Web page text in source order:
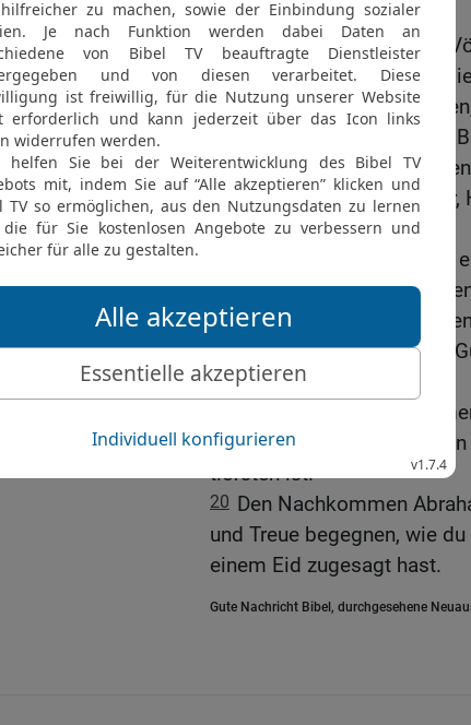
aus Ägypten zogst!
16 Ohnmächtig sollen die
ihrer Macht, es soll ihnen
Sehen sollen ihnen
sie sollen sich auf dem
die Schlange. Zitternd
hervorkriechen und sich dir,
Schrecken unterwerfen.
HERR, wo sonst gibt es
deinem Volk übrig
gehst über ihre
an deinem Zorn fest; denn
Freude.
Du wirst mit uns
wegschaffen; du wirst sie
tiefsten ist.
20 Den Nachkommen
und Treue begegnen, wie
einem Eid zugesagt hast.
Gute Nachricht Bibel, durchgesehene